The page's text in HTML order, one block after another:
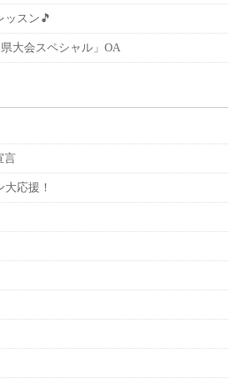
ッスン🎵
大会スペシャル」OA
言
応援！